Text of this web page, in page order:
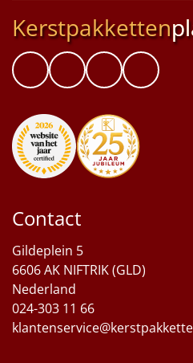
Kerstpakketten
Contact
Gildeplein 5
6606 AK NIFTRIK (GLD)
Nederland
024-303 11 66